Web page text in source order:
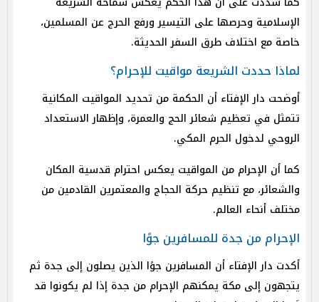
الإسلامية وحرصها على التيسير ورفع الحرج عن المسلمين،
خاصة مع اختلاف طرق السفر الحديثة.
لماذا حددت الشريعة مواقيت للإحرام؟
أوضحت دار الإفتاء أن الحكمة من تحديد المواقيت المكانية
تتمثل في تعظيم شعائر الحج والعمرة، وإظهار الاستعداد
الروحي لدخول الحرم المكي.
كما أن الإحرام من المواقيت يعكس احترام قدسية المكان
والشعائر، مع تنظيم حركة الحجاج والمعتمرين القادمين من
مختلف أنحاء العالم.
الإحرام من جدة للمسافرين جوًا
أكدت دار الإفتاء أن المسافرين جوًا الذين يصلون إلى جدة ثم
يتجهون إلى مكة يمكنهم الإحرام من جدة إذا لم يكونوا قد